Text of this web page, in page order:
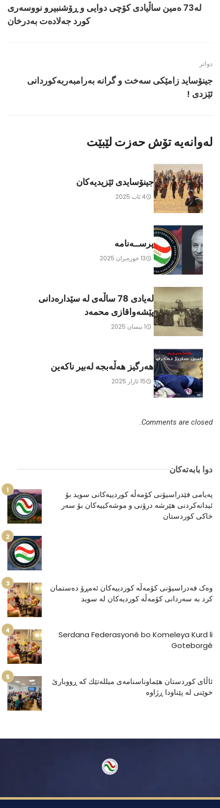
لە73 ەمین ساڵیادی کۆچی دوایی و ڕۆشنبیرو نووسەری
کورد جەلادەت بەدرخان
دواتر
جینۆساید زامێكی سەخت و گرانە بەرامبەربەکوردانی
ئێزدی !
لەوانەیە تۆش حەزت لێبێت
جینۆسایدی ئێزیدیەکان
4 ئاب 2025
پرســەنامە
13 حوزه‌یران 2025
لەیادی 78 ساڵەی لە سێدارەدانی
پێشەواقازی محمەد
1 نیسان 2025
هەرگیز هەڵەبجە لەبیر ناکەین
15 ئازار 2025
Comments are closed.
دوا بابەتەکان
پەیامی فێدراسیۆنی کۆمەڵە کوردییەکانی سوید بۆ
ئیدانەکردنی هێرشە درۆنی و موشەكییەكان بۆ سەر
خاکی کوردستان
وەک فەدراسیۆنی کۆمەڵە کوردییەکان ئەمڕۆ دەستمان
کرد بە سەردانی کۆمەڵە کوردیەکان لە سوید
Serdana Federasyonê bo Komeleya Kurd li
Goteborgê
ئاڵای كوردستان هێماوناسنامەی میللەتێك كە ڕووبارێ
خوێنی لە پێناودا ڕژاوە